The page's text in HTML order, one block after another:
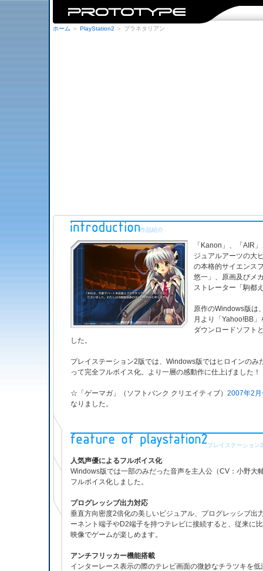
ホーム ＞ PlayStation2 ＞ プラネタリアン
作品紹介
「Kanon」、「AIR
ジュアルアーツの大
の本格的サイエンス
悠一」、原画及びメ
ストレーター「駒都
原作のWindows版は
月より「Yahoo!BB
ダウンロードソフト
した。
プレイステーション2版では、Windows版ではヒロインのみ
って完全フルボイス化。より一層の感動作に仕上げました！
☆「ゲーマガ」（ソフトバンク クリエイティブ） 2007年2
なりました。
プレイステーション
人気声優によるフルボイス化
Windows版では一部のみだった音声を主人公（CV：小野大
フルボイス化しました。
プログレッシブ出力対応
垂直方向密度2倍化の美しいビジュアル、プログレッシブ出
ーネント端子やD2端子を持つテレビに接続すると、従来に
映像でゲームが楽しめます。
アンチフリッカー機能搭載
インターレース表示の際のテレビ画面の微妙なチラツキを